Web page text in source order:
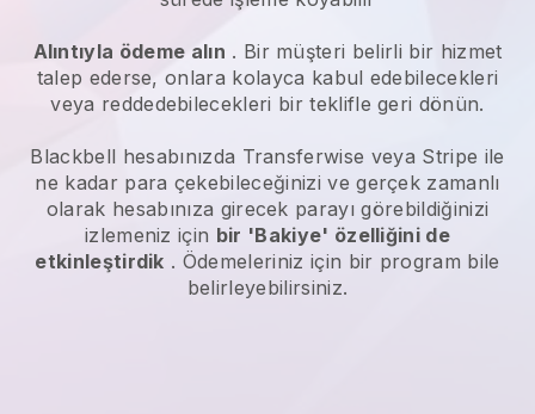
Alıntıyla ödeme alın . Bir müşteri belirli bir hizmet
talep ederse, onlara kolayca kabul edebilecekleri
veya reddedebilecekleri bir teklifle geri dönün.
Blackbell hesabınızda Transferwise veya Stripe ile
ne kadar para çekebileceğinizi ve gerçek zamanlı
olarak hesabınıza girecek parayı görebildiğinizi
izlemeniz için bir 'Bakiye' özelliğini de
etkinleştirdik . Ödemeleriniz için bir program bile
belirleyebilirsiniz.